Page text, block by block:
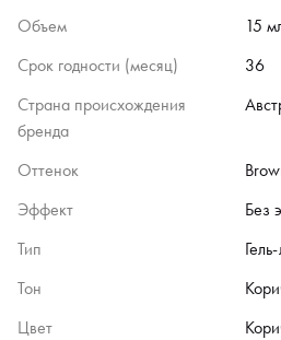
Объем
15
Срок годности (месяц)
36
Страна происхождения
бренда
Оттенок
Эффект
Без
Тип
Тон
Цвет